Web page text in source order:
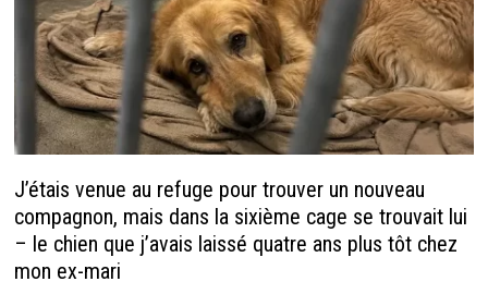
J’étais venue au refuge pour trouver un nouveau
compagnon, mais dans la sixième cage se trouvait lui
– le chien que j’avais laissé quatre ans plus tôt chez
mon ex-mari